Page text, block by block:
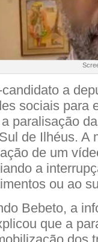
a
sociais para
paralisação
de Ilhéus. A
de um
a
ou ao
Bebeto, a
que a